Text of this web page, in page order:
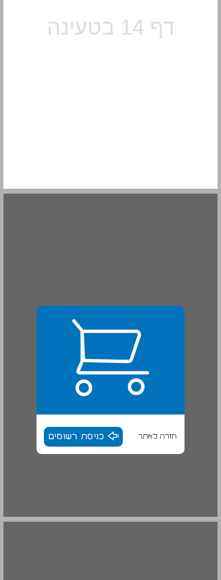
חזרה לאתר כניסת רשומים